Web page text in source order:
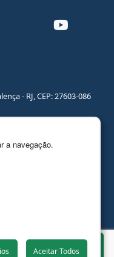
- RJ, CEP: 27603-086
- RJ, CEP: 27600-000
- RJ, CEP: 27600-
a navegação.
Aceitar Todos